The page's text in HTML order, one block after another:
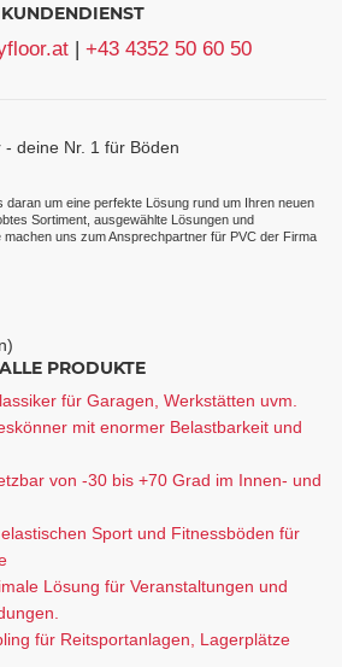
KUNDENDIENST
| +43 4352 50 60 50
daran um eine perfekte Lösung rund um Ihren neuen
Sortiment, ausgewählte Lösungen und
uns zum Ansprechpartner für PVC der Firma
ALLE PRODUKTE
für Garagen, Werkstätten uvm.
mit enormer Belastbarkeit und
von -30 bis +70 Grad im Innen- und
Sport und Fitnessböden für
Lösung für Veranstaltungen und
für Reitsportanlagen, Lagerplätze